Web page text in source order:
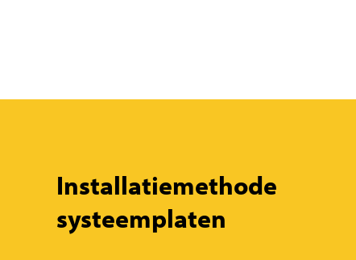
Installatiemethode
systeemplaten